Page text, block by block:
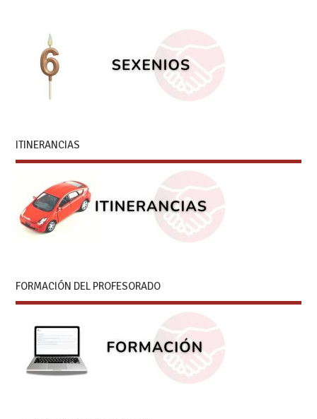
ITINERANCIAS
FORMACIÓN DEL PROFESORADO